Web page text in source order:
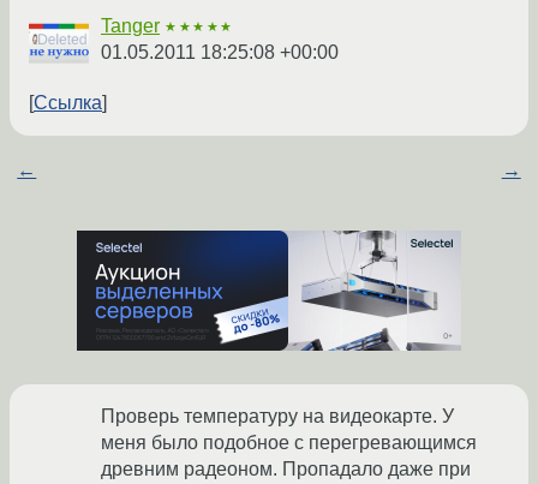
Tanger ★★★★★
01.05.2011 18:25:08 +00:00
Ссылка
← →
Проверь температуру на видеокарте. У
меня было подобное с перегревающимся
древним радеоном. Пропадало даже при